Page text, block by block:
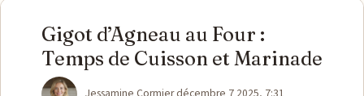
Gigot d’Agneau au Four :
Temps de Cuisson et Marinade